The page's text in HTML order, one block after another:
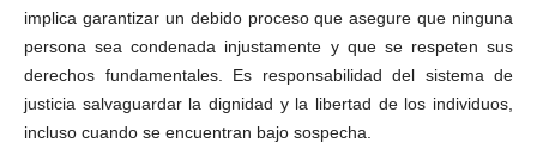
implica garantizar un debido proceso que asegure que ninguna
persona sea condenada injustamente y que se respeten sus
derechos fundamentales. Es responsabilidad del sistema de
justicia salvaguardar la dignidad y la libertad de los individuos,
incluso cuando se encuentran bajo sospecha.